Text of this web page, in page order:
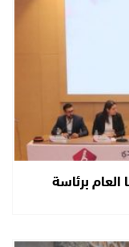
برئاسة